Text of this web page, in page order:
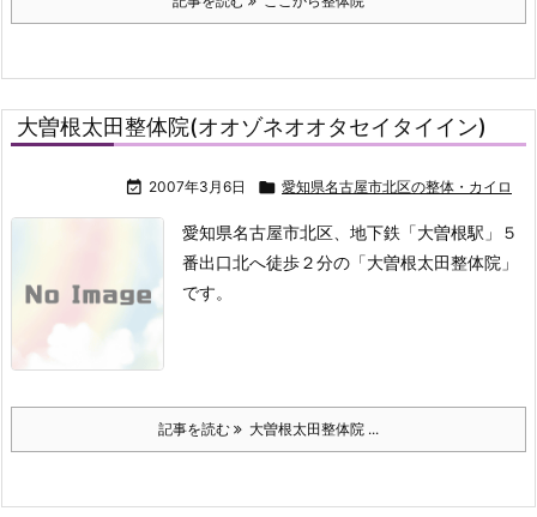
大曽根太田整体院(オオゾネオオタセイタイイン)
 2007年3月6日  愛知県名古屋市北区の整体・カイロ
愛知県名古屋市北区、地下鉄「大曽根駅」５
番出口北へ徒歩２分の「大曽根太田整体院」
です。
記事を読む 大曽根太田整体院 ...